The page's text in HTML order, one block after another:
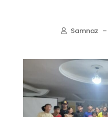
Samnaz –